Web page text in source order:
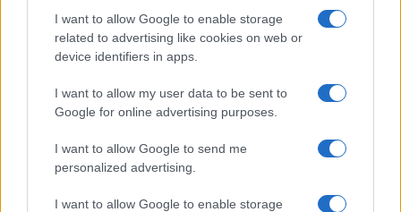
I want to allow Google to enable storage
related to advertising like cookies on web or
device identifiers in apps.
I want to allow my user data to be sent to
Google for online advertising purposes.
I want to allow Google to send me
personalized advertising.
I want to allow Google to enable storage
Massimo Balsamo
6 Agosto 2026, 14:15